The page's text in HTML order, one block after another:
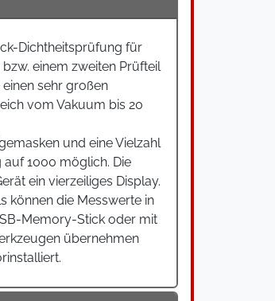
Dichtheitsprüfung für
einem zweiten Prüfteil
sehr großen
vom Vakuum bis 20
und eine Vielzahl
1000 möglich. Die
ein vierzeiliges Display.
können die Messwerte in
Memory-Stick oder mit
übernehmen